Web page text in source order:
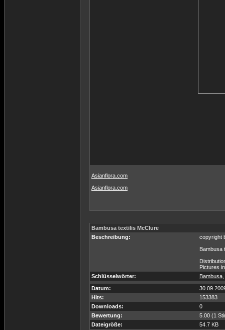
Asianflora.com
Asianflora.com
Bambusa textilis McClure
Beschreibung:
copyright
Bambusa
Pictures
Schlüsselwörter:
Bambusa
Datum:
Hits:
153383
Downloads:
0
Bewertung:
5.00 (1
Dateigröße:
54.7 KB